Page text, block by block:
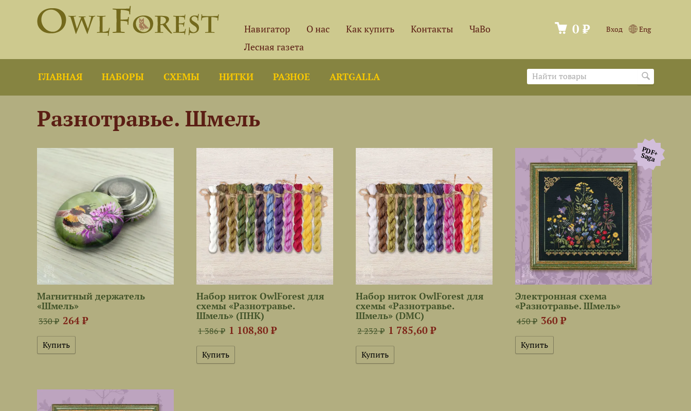
Вход Eng
0 ₽
Навигатор О нас Как купить Контакты
ЧаВо
Лесная газета
ГЛАВНАЯ НАБОРЫ СХЕМЫ НИТКИ РАЗНОЕ ARTGALLA
Разнотравье. Шмель
Магнитный держатель
«Шмель»
330 ₽ 264 ₽
Набор ниток OwlForest для
схемы «Разнотравье.
Шмель» (ПНК)
1 386 ₽ 1 108,80 ₽
Набор ниток OwlForest для
схемы «Разнотравье.
Шмель» (DMC)
2 232 ₽ 1 785,60 ₽
PDF+
Saga
Электронная схема
«Разнотравье. Шмель»
450 ₽ 360 ₽